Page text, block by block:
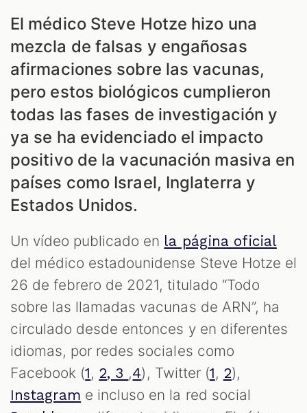
El médico Steve Hotze hizo una
mezcla de falsas y engañosas
afirmaciones sobre las vacunas,
pero estos biológicos cumplieron
todas las fases de investigación y
ya se ha evidenciado el impacto
positivo de la vacunación masiva en
países como Israel, Inglaterra y
Estados Unidos.
Un vídeo publicado en la página oficial
del médico estadounidense Steve Hotze el
26 de febrero de 2021, titulado “Todo
sobre las llamadas vacunas de ARN”, ha
circulado desde entonces y en diferentes
idiomas, por redes sociales como
Facebook (1, 2, 3 ,4), Twitter (1, 2),
Instagram e incluso en la red social